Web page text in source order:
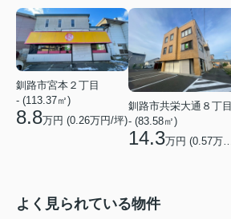
釧路市宮本２丁目
- (113.37㎡)
8.8万円 (0.26万円/坪)
釧路市共栄大通８丁目
- (83.58㎡)
14.3万円 (0.57万円/坪)
よく見られている物件